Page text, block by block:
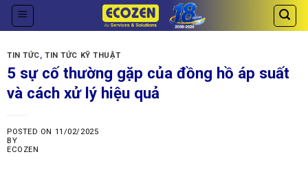
Skip
TIN TỨC,TIN TỨC KỸ THUẬT
5 sự cố thường gặp của đồng hồ áp suất
và cách xử lý hiệu quả
POSTED ON 11/02/2025
BY
ECOZEN